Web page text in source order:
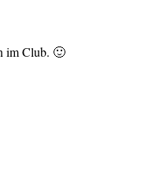
im Club. 🙂